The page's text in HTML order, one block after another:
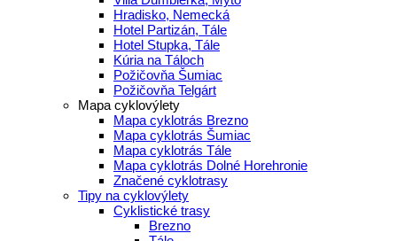
Hradisko, Nemecká
Hotel Partizán, Tále
Hotel Stupka, Tále
Kúria na Táloch
Požičovňa Šumiac
Požičovňa Telgárt
Mapa cyklovýlety
Mapa cyklotrás Brezno
Mapa cyklotrás Šumiac
Mapa cyklotrás Tále
Mapa cyklotrás Dolné Horehronie
Značené cyklotrasy
Tipy na cyklovýlety
Cyklistické trasy
Brezno